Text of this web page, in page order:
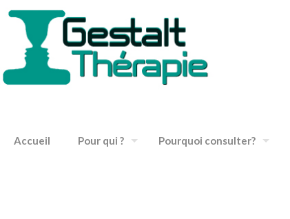
Accueil Pour qui ? Pourquoi consulter?